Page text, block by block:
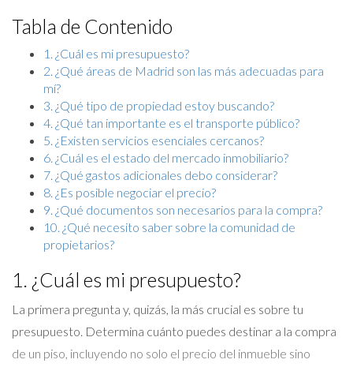
Tabla de Contenido
1. ¿Cuál es mi presupuesto?
2. ¿Qué áreas de Madrid son las más adecuadas para
mí?
3. ¿Qué tipo de propiedad estoy buscando?
4. ¿Qué tan importante es el transporte público?
5. ¿Existen servicios esenciales cercanos?
6. ¿Cuál es el estado del mercado inmobiliario?
7. ¿Qué gastos adicionales debo considerar?
8. ¿Es posible negociar el precio?
9. ¿Qué documentos son necesarios para la compra?
10. ¿Qué necesito saber sobre la comunidad de
propietarios?
1. ¿Cuál es mi presupuesto?
La primera pregunta y, quizás, la más crucial es sobre tu
presupuesto. Determina cuánto puedes destinar a la compra
de un piso, incluyendo no solo el precio del inmueble sino